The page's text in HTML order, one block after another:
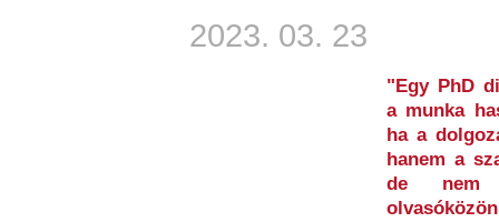
2023. 03. 23
"Egy PhD
a munka
ha a
hanem a
de nem